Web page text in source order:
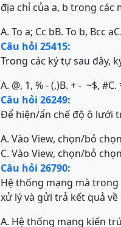
địa chỉ của a, b trong các
A. To a; Cc bB. To b, Bcc a
Câu hỏi 25415:
Trong các ký tự sau đây,
A. @, 1, % - (,)B. + - ~$, #C.
Câu hỏi 26249:
Để hiện/ẩn chế độ ô lưới
A. Vào View, chọn/bỏ
C. Vào View, chọn/bỏ
Câu hỏi 26790:
Hệ thống mạng mà
xử lý và gửi trả kết quả
A. Hệ thống mạng kiến